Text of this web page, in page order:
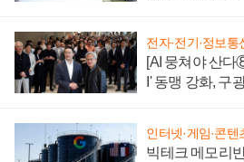
전자·전기·정보통
[AI 뭉쳐야 산다
I' 동맹 강화, 구
인터넷·게임·콘텐
빅테크 메모리